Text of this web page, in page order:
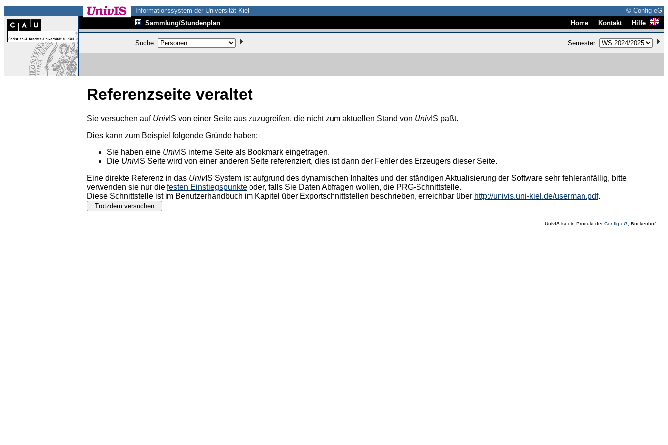
Informationssystem der Universität Kiel
© Config eG
Sammlung/Stundenplan
Home Kontakt Hilfe
Suche: Semester:
Referenzseite veraltet
Sie versuchen auf UnivIS von einer Seite aus zuzugreifen, die nicht zum aktuellen Stand von UnivIS paßt.
Dies kann zum Beispiel folgende Gründe haben:
Sie haben eine UnivIS interne Seite als Bookmark eingetragen.
Die UnivIS Seite wird von einer anderen Seite referenziert, dies ist dann der Fehler des Erzeugers dieser Seite.
Eine direkte Referenz in das UnivIS System ist aufgrund des dynamischen Inhaltes und der ständigen Aktualisierung der Software sehr fehleranfällig, bitte
verwenden sie nur die festen Einstiegspunkte oder, falls Sie Daten Abfragen wollen, die PRG-Schnittstelle.
Diese Schnittstelle ist im Benutzerhandbuch im Kapitel über Exportschnittstellen beschrieben, erreichbar über http://univis.uni-kiel.de/userman.pdf.
UnivIS ist ein Produkt derConfig eG , Buckenhof